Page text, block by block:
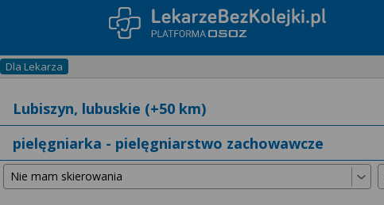
Dla Lekarza